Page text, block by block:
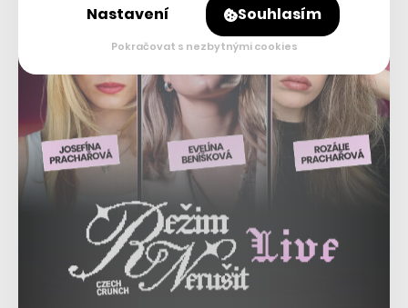
Nastavení Souhlasím
Pokračovat s nezbytnými cookies